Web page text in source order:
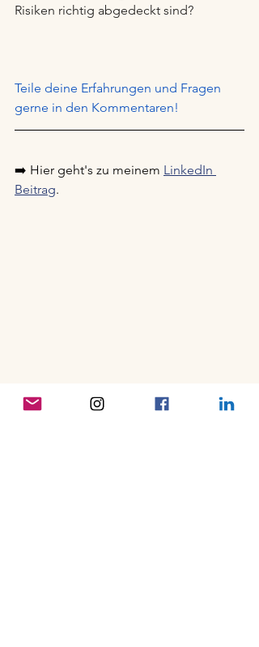
Risiken richtig abgedeckt sind?
Teile deine Erfahrungen und Fragen
gerne in den Kommentaren!
➡️ Hier geht's zu meinem LinkedIn
Beitrag.